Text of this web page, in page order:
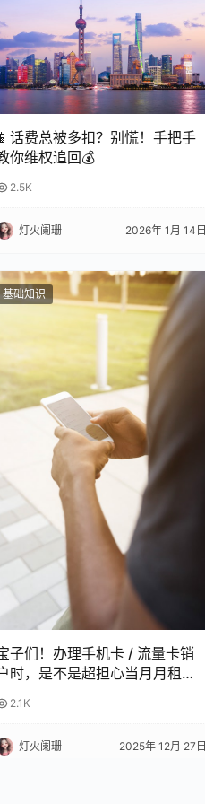
📱话费总被多扣？别慌！手把手
你维权追回💰
2.5K
灯火阑珊 2026年 1月 14日
基础知识
子们！办理手机卡 / 流量卡销
时，是不是超担心当月月租白
再也不怕被坑啦！
2.1K
灯火阑珊 2025年 12月 27日